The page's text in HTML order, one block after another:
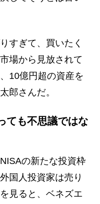
すぎて、買いたく
場から見放されて
10億円超の資産を
郎さんだ。
ても不思議ではな
の新たな投資枠
国人投資家は売り
見ると、ベネズエ